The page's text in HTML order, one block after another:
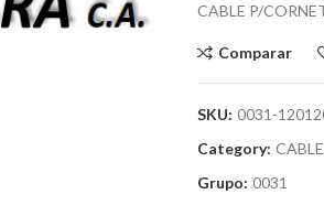
CABLE P/
Comparar
SKU: 0031-
Category:
Grupo: 0031